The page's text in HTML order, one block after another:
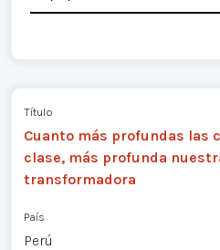
Título
Cuanto más profundas las
clase, más profunda
transformadora
País
Perú